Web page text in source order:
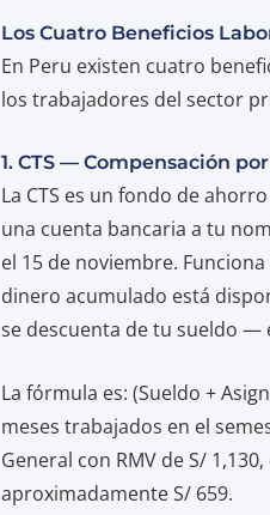
Los Cuatro Beneficios
En Peru existen cuatro
los trabajadores del sector
1. CTS — Compensación
La CTS es un fondo de
una cuenta bancaria a tu
el 15 de noviembre.
dinero acumulado está
se descuenta de tu sueldo —
La fórmula es: (Sueldo +
meses trabajados en el
General con RMV de S/
aproximadamente S/ 659.